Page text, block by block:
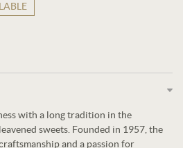
with a long tradition in the
sweets. Founded in 1957, the
and a passion for